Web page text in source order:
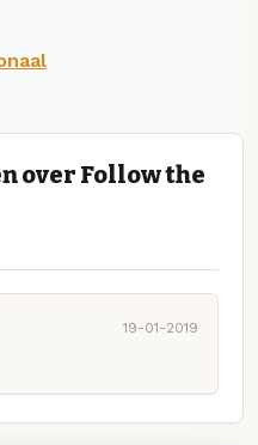
over Follow the
19-01-2019